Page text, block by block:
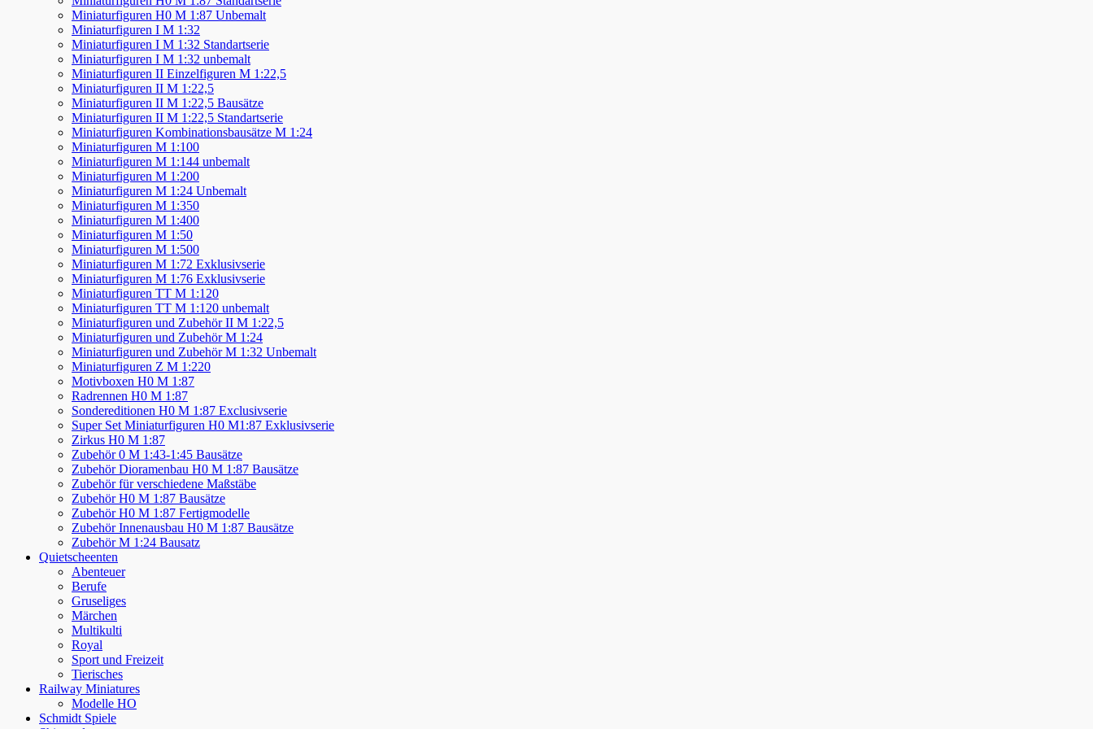
Miniaturfiguren H0 M 1:87 Unbemalt
Miniaturfiguren I M 1:32
Miniaturfiguren I M 1:32 Standartserie
Miniaturfiguren I M 1:32 unbemalt
Miniaturfiguren II Einzelfiguren M 1:22,5
Miniaturfiguren II M 1:22,5
Miniaturfiguren II M 1:22,5 Bausätze
Miniaturfiguren II M 1:22,5 Standartserie
Miniaturfiguren Kombinationsbausätze M 1:24
Miniaturfiguren M 1:100
Miniaturfiguren M 1:144 unbemalt
Miniaturfiguren M 1:200
Miniaturfiguren M 1:24 Unbemalt
Miniaturfiguren M 1:350
Miniaturfiguren M 1:400
Miniaturfiguren M 1:50
Miniaturfiguren M 1:500
Miniaturfiguren M 1:72 Exklusivserie
Miniaturfiguren M 1:76 Exklusivserie
Miniaturfiguren TT M 1:120
Miniaturfiguren TT M 1:120 unbemalt
Miniaturfiguren und Zubehör II M 1:22,5
Miniaturfiguren und Zubehör M 1:24
Miniaturfiguren und Zubehör M 1:32 Unbemalt
Miniaturfiguren Z M 1:220
Motivboxen H0 M 1:87
Radrennen H0 M 1:87
Sondereditionen H0 M 1:87 Exclusivserie
Super Set Miniaturfiguren H0 M1:87 Exklusivserie
Zirkus H0 M 1:87
Zubehör 0 M 1:43-1:45 Bausätze
Zubehör Dioramenbau H0 M 1:87 Bausätze
Zubehör für verschiedene Maßstäbe
Zubehör H0 M 1:87 Bausätze
Zubehör H0 M 1:87 Fertigmodelle
Zubehör Innenausbau H0 M 1:87 Bausätze
Zubehör M 1:24 Bausatz
Quietscheenten
Abenteuer
Berufe
Gruseliges
Märchen
Multikulti
Royal
Sport und Freizeit
Tierisches
Railway Miniatures
Modelle HO
Schmidt Spiele